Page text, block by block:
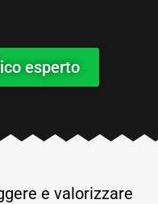
esperto
e valorizzare